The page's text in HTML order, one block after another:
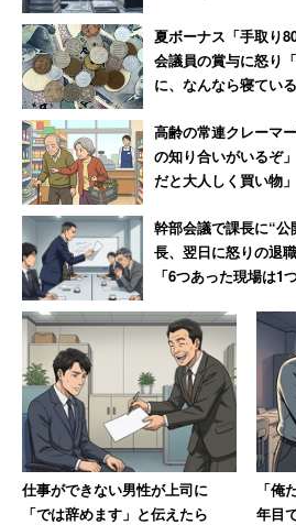
夏ボーナス「手取り
会議員の賞与に怒り
に、なんなら寝ている
高齢の常連クレーマ
の知り合いがいるぞ
だと大人しく買い物」
幹部会議で課長に“
長、翌日に怒りの退
「6つあった現場は1
仕事ができない男性が上司に
「では辞めます」と伝えたら
「俺
年目